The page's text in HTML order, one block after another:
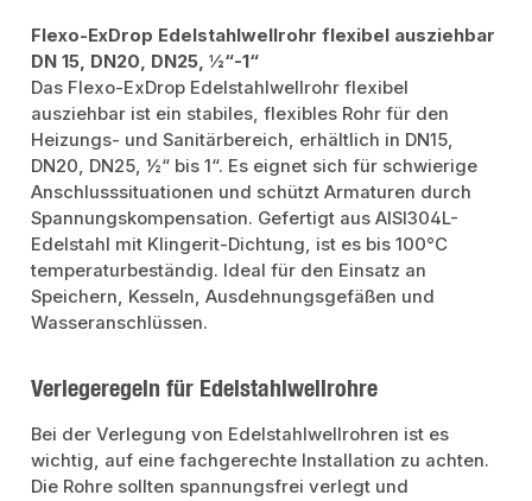
Flexo-ExDrop Edelstahlwellrohr flexibel ausziehbar
DN 15, DN20, DN25, ½“-1“
Das Flexo-ExDrop Edelstahlwellrohr flexibel
ausziehbar ist ein stabiles, flexibles Rohr für den
Heizungs- und Sanitärbereich, erhältlich in DN15,
DN20, DN25, ½“ bis 1“. Es eignet sich für schwierige
Anschlusssituationen und schützt Armaturen durch
Spannungskompensation. Gefertigt aus AISI304L-
Edelstahl mit Klingerit-Dichtung, ist es bis 100°C
temperaturbeständig. Ideal für den Einsatz an
Speichern, Kesseln, Ausdehnungsgefäßen und
Wasseranschlüssen.
Verlegeregeln für Edelstahlwellrohre
Bei der Verlegung von Edelstahlwellrohren ist es
wichtig, auf eine fachgerechte Installation zu achten.
Die Rohre sollten spannungsfrei verlegt und